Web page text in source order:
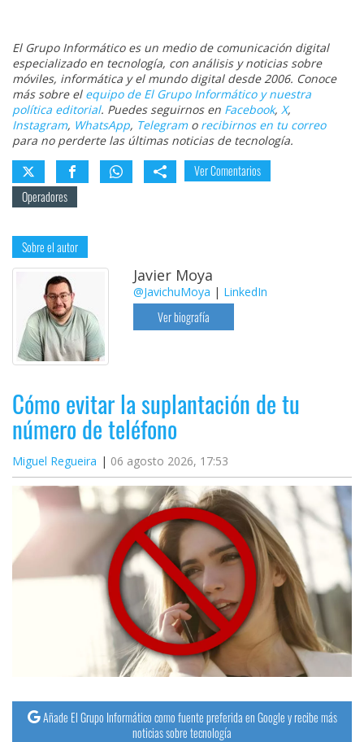
El Grupo Informático es un medio de comunicación digital
especializado en tecnología, con análisis y noticias sobre
móviles, informática y el mundo digital desde 2006. Conoce
más sobre el equipo de El Grupo Informático y nuestra
política editorial. Puedes seguirnos en Facebook, X,
Instagram, WhatsApp, Telegramo recibirnos en tu correo
para no perderte las últimas noticias de tecnología.
Ver Comentarios
Operadores
Sobre el autor
Javier Moya
@JavichuMoya | LinkedIn
Ver biografía
Cómo evitar la suplantación de tu
número de teléfono
Miguel Regueira 06 agosto 2026, 17:53
Añade El Grupo Informático como fuente preferida en Google y recibe más
noticias sobre tecnología